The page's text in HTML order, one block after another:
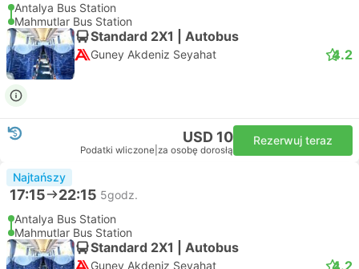
Antalya Bus Station
Mahmutlar Bus Station
Standard 2X1 | Autobus
Guney Akdeniz Seyahat 4.2
USD 10
Podatki wliczone za osobę dorosłą
Rezerwuj teraz
Najtańszy
17:15 22:15 5godz.
Antalya Bus Station
Mahmutlar Bus Station
Standard 2X1 | Autobus
Guney Akdeniz Seyahat 4.2